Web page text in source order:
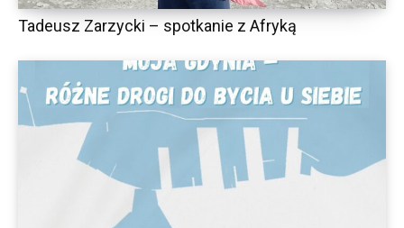
Tadeusz Zarzycki – spotkanie z Afryką